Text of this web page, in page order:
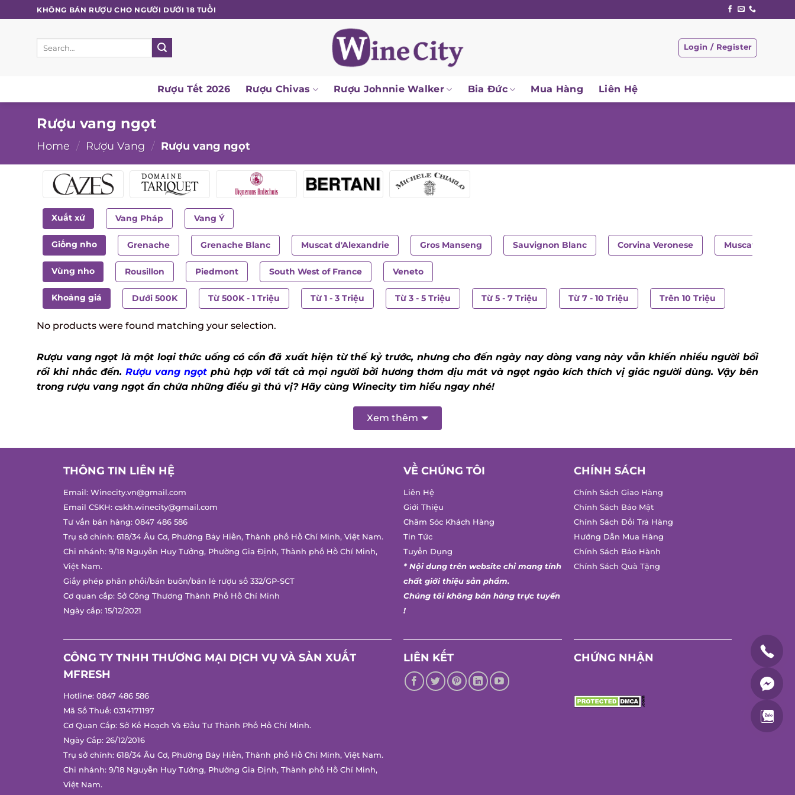
to
content
KHÔNG BÁN RƯỢU CHO NGƯỜI DƯỚI 18 TUỔI
Login / Register
Rượu Tết 2026 Rượu Chivas Rượu Johnnie Walker Bia Đức Mua Hàng Liên Hệ
Rượu vang ngọt
Home Rượu Vang Rượu vang ngọt
Xuất xứ Vang Pháp Vang Ý
Giống nho Grenache Grenache Blanc Muscat d'Alexandrie Gros Manseng Sauvignon Blanc Corvina Veronese Muscat
Vùng nho Rousillon Piedmont South West of France Veneto
Khoảng giá Dưới 500K Từ 500K - 1 Triệu Từ 1 - 3 Triệu Từ 3 - 5 Triệu Từ 5 - 7 Triệu Từ 7 - 10 Triệu Trên 10 Triệu
Rượu vang ngọt là một loại thức uống có cồn đã xuất hiện từ thế kỷ trước, nhưng cho đến ngày nay dòng vang này vẫn khiến nhiều người bối
rối khi nhắc đến.Rượu vang ngọtphù hợp với tất cả mọi người bởi hương thơm dịu mát và ngọt ngào kích thích vị giác người dùng. Vậy bên
trong rượu vang ngọt ẩn chứa những điều gì thú vị? Hãy cùng Winecity tìm hiểu ngay nhé!
Xem thêm
No products were found matching your selection.
THÔNG TIN LIÊN HỆ
Email:Winecity.vn@gmail.com
Email CSKH:cskh.winecity@gmail.com
Tư vấn bán hàng:0847 486 586
Trụ sở chính: 618/34 Âu Cơ, Phường Bảy Hiền, Thành phố Hồ Chí Minh, Việt Nam.
Chi nhánh: 9/18 Nguyễn Huy Tưởng, Phường Gia Định, Thành phố Hồ Chí Minh,
Việt Nam.
Giấy phép phân phối/bán buôn/bán lẻ rượu số 332/GP-SCT
Cơ quan cấp: Sở Công Thương Thành Phố Hồ Chí Minh
Ngày cấp: 15/12/2021
VỀ CHÚNG TÔI
Liên Hệ
Giới Thiệu
Chăm Sóc Khách Hàng
Tin Tức
Tuyển Dụng
* Nội dung trên website chỉ mang tính
chất giới thiệu sản phẩm.
Chúng tôi không bán hàng trực tuyến
CHÍNH SÁCH
Chính Sách Giao Hàng
Chính Sách Bảo Mật
Chính Sách Đổi Trả Hàng
Hướng Dẫn Mua Hàng
Chính Sách Bảo Hành
Chính Sách Quà Tặng
CÔNG TY TNHH THƯƠNG MẠI DỊCH VỤ VÀ SẢN XUẤT
MFRESH
Hotline:0847 486 586
Mã Số Thuế: 0314171197
Cơ Quan Cấp: Sở Kế Hoạch Và Đầu Tư Thành Phố Hồ Chí Minh.
Ngày Cấp: 26/12/2016
Trụ sở chính: 618/34 Âu Cơ, Phường Bảy Hiền, Thành phố Hồ Chí Minh, Việt Nam.
Chi nhánh: 9/18 Nguyễn Huy Tưởng, Phường Gia Định, Thành phố Hồ Chí Minh,
Việt Nam.
LIÊN KẾT CHỨNG NHẬN